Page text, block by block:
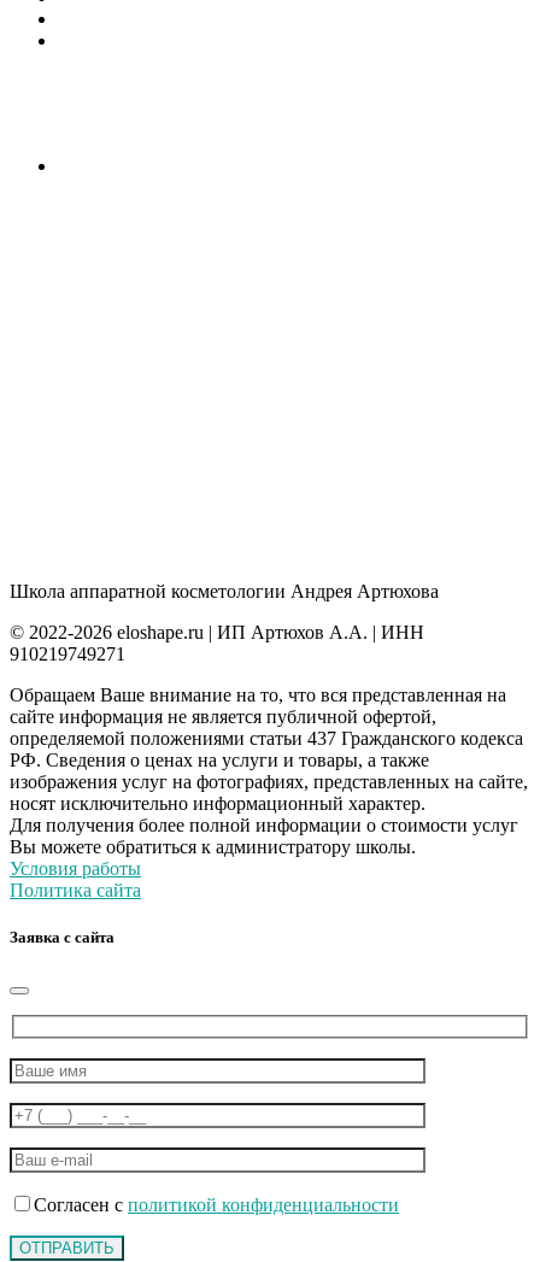
Школа аппаратной косметологии Андрея Артюхова
© 2022-2026 eloshape.ru | ИП Артюхов А.А. | ИНН
910219749271
Обращаем Ваше внимание на то, что вся представленная на
сайте информация не является публичной офертой,
определяемой положениями статьи 437 Гражданского кодекса
РФ. Сведения о ценах на услуги и товары, а также
изображения услуг на фотографиях, представленных на сайте,
носят исключительно информационный характер.
Для получения более полной информации о стоимости услуг
Вы можете обратиться к администратору школы.
Условия работы
Политика сайта
Заявка с сайта
Согласен с политикой конфиденциальности